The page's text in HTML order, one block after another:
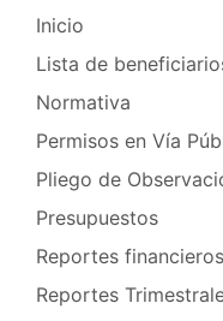
Inicio
Lista de
Normativa
Permisos en Vía
Pliego de
Presupuestos
Reportes financieros
Reportes